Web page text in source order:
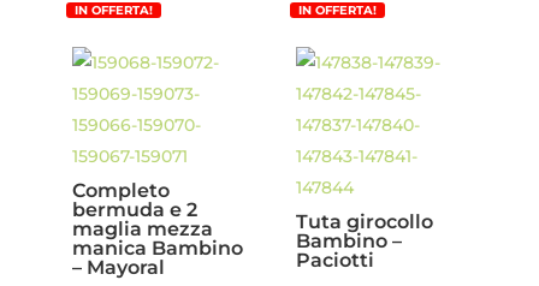
IN OFFERTA!
Completo
bermuda e 2
maglia mezza
manica Bambino
– Mayoral
IN OFFERTA!
Tuta girocollo
Bambino –
Paciotti